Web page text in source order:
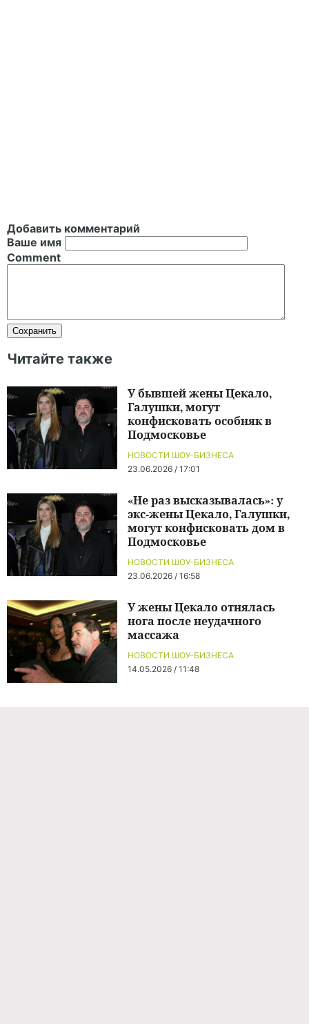
Добавить комментарий
Ваше имя
Comment
Читайте также
НОВОСТИ ШОУ-БИЗНЕСА
23.06.2026 / 17:01
У бывшей жены Цекало,
Галушки, могут
конфисковать особняк в
Подмосковье
НОВОСТИ ШОУ-БИЗНЕСА
23.06.2026 / 16:58
«Не раз высказывалась»: у
экс-жены Цекало, Галушки,
могут конфисковать дом в
Подмосковье
НОВОСТИ ШОУ-БИЗНЕСА
14.05.2026 / 11:48
У жены Цекало отнялась
нога после неудачного
массажа